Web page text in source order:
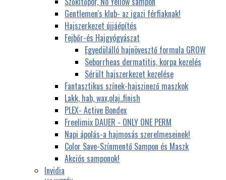
Gentlemen's klub- az igazi férfiaknak!
Hajszerkezet újjáépítés
Fejbőr-és Hajgyógyászat
Egyedülálló hajnövesztő formula GROW
Seborrheas dermatitis, korpa kezelés
Sérült hajszerkezet kezelése
Fantasztikus színek-hajszinező maszkok
Lakk, hab, wax,olaj..finish
PLEX- Active Bondex
Freelimix DAUER - ONLY ONE PERM
Napi ápolás-a hajmosás szerelmeseinek!
Color Save-Színmentő Sampon és Maszk
Akciós samponok!
Invidia